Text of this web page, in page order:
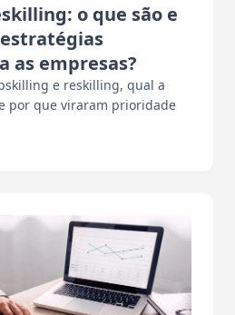
o que são e
as empresas?
e reskilling, qual a
por que viraram prioridade